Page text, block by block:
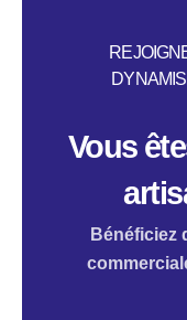
Vous
Bénéficiez